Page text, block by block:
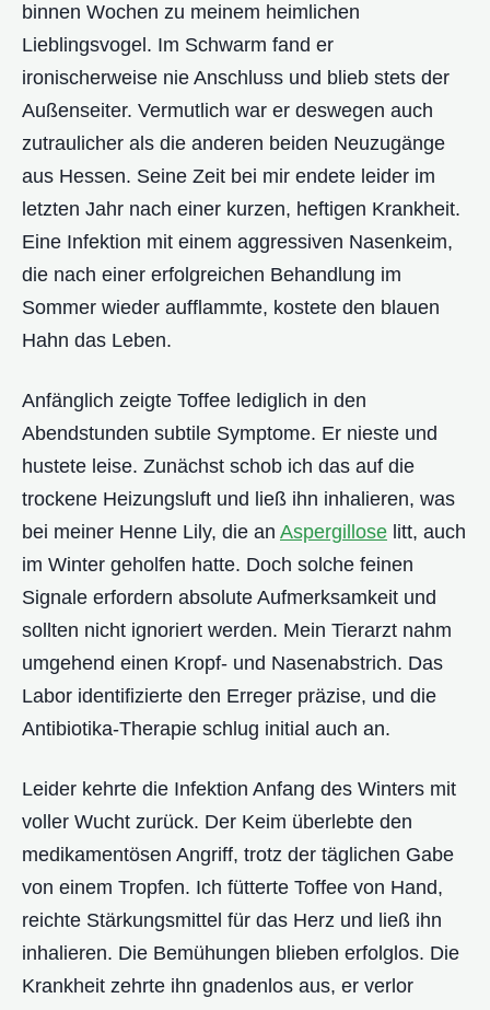
binnen Wochen zu meinem heimlichen
Lieblingsvogel. Im Schwarm fand er
ironischerweise nie Anschluss und blieb stets der
Außenseiter. Vermutlich war er deswegen auch
zutraulicher als die anderen beiden Neuzugänge
aus Hessen. Seine Zeit bei mir endete leider im
letzten Jahr nach einer kurzen, heftigen Krankheit.
Eine Infektion mit einem aggressiven Nasenkeim,
die nach einer erfolgreichen Behandlung im
Sommer wieder aufflammte, kostete den blauen
Hahn das Leben.
Anfänglich zeigte Toffee lediglich in den
Abendstunden subtile Symptome. Er nieste und
hustete leise. Zunächst schob ich das auf die
trockene Heizungsluft und ließ ihn inhalieren, was
bei meiner Henne Lily, die an Aspergillose litt, auch
im Winter geholfen hatte. Doch solche feinen
Signale erfordern absolute Aufmerksamkeit und
sollten nicht ignoriert werden. Mein Tierarzt nahm
umgehend einen Kropf- und Nasenabstrich. Das
Labor identifizierte den Erreger präzise, und die
Antibiotika-Therapie schlug initial auch an.
Leider kehrte die Infektion Anfang des Winters mit
voller Wucht zurück. Der Keim überlebte den
medikamentösen Angriff, trotz der täglichen Gabe
von einem Tropfen. Ich fütterte Toffee von Hand,
reichte Stärkungsmittel für das Herz und ließ ihn
inhalieren. Die Bemühungen blieben erfolglos. Die
Krankheit zehrte ihn gnadenlos aus, er verlor